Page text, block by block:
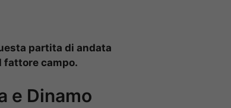
partita di andata
fattore campo.
e Dinamo